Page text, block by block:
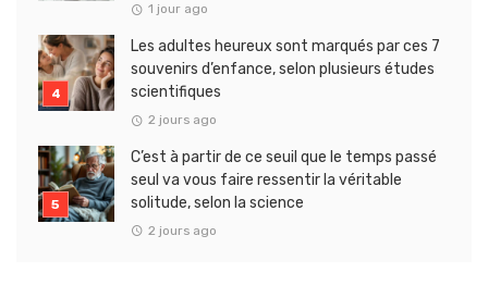
1 jour ago
Les adultes heureux sont marqués par ces 7
souvenirs d’enfance, selon plusieurs études
scientifiques
2 jours ago
C’est à partir de ce seuil que le temps passé
seul va vous faire ressentir la véritable
solitude, selon la science
2 jours ago